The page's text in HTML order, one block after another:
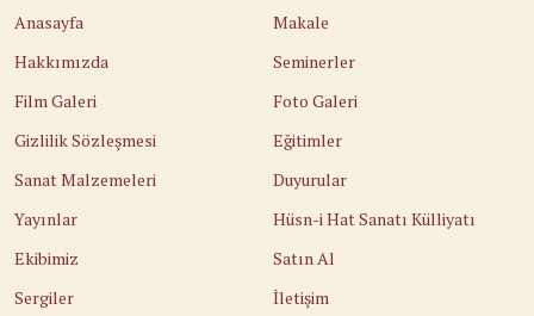
Anasayfa
Hakkımızda
Film Galeri
Gizlilik Sözleşmesi
Sanat Malzemeleri
Yayınlar
Ekibimiz
Sergiler
Makale
Seminerler
Foto Galeri
Eğitimler
Duyurular
Hüsn-i Hat Sanatı Külliyatı
Satın Al
İletişim